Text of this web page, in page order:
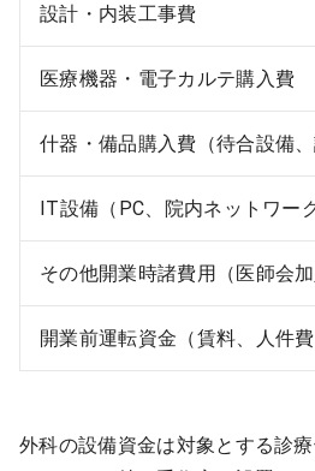
設計・内装工事費
医療機器・電子カルテ購入費
什器・備品購入費（待合設備、
IT設備（PC、院内ネットワー
その他開業時諸費用（医師会
開業前運転資金（賃料、人件費
外科の設備資金は対象とする診